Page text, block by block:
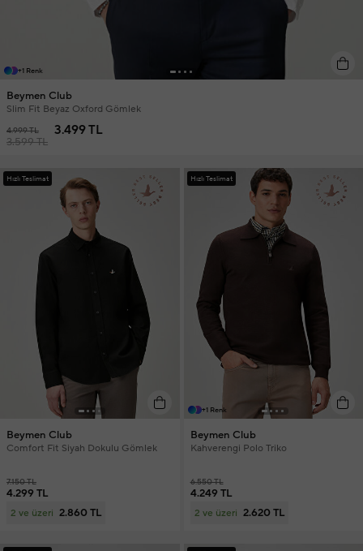
+1 Renk
Beymen Club
Slim Fit Beyaz Oxford Gömlek
4.999 TL
3.599 TL
3.499 TL
Hızlı Teslimat
Beymen Club
Comfort Fit Siyah Dokulu Gömlek
7.150 TL
4.299 TL
2 ve üzeri 2.860 TL
Hızlı Teslimat
+1 Renk
Beymen Club
Kahverengi Polo Triko
6.550 TL
4.249 TL
2 ve üzeri 2.620 TL